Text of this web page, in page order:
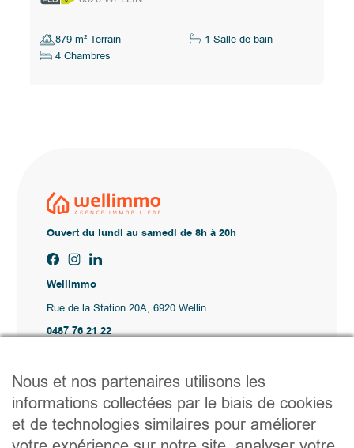
879 m² Terrain
1 Salle de bain
4 Chambres
Ouvert du lundi au samedi de 8h à 20h
Wellimmo
Rue de la Station 20A, 6920 Wellin
0487 76 21 22
Acheter
Louer
Vendre
Nous et nos partenaires utilisons les
informations collectées par le biais de cookies
et de technologies similaires pour améliorer